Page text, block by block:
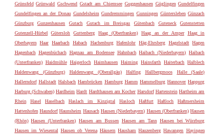
Grünsfeld Grünwald Gschwend Gstadt am Chiemsee Guggenhausen Güglingen Gundelfingen
Gundelfingen an der Donau Gundelsheim Gundremmingen Gunningen Güntersleben Günzach
Günzburg
Gunzenhausen Gutach Gutach im Breisgau Gütenbach Guteneck
Gutenstetten
Gutenzell-Hürbel
Gütersloh Guttenberg Haag (Oberfranken) Haag an der Amper
Haag in
Oberbayern
Haar Haarbach Habach Hachenburg Hafenlohr Häg-Ehrsberg Hagelstadt
Hagen
Hagenbach Hagenbüchach Hagnau am Bodensee Hahnbach Haibach (Niederbayern) Haibach
(Unterfranken) Haidmühle Haigerloch Haimhausen Haiming Hainsfarth Haiterbach Halblech
Haldenwang (Günzburg)
Haldenwang (Oberallgäu) Halfing Hallbergmoos
Halle (Saale)
Hallerndorf Hallstadt Halsbach Hambrücken Hamburg Hamm Hammelburg Hannover Happurg
Harburg (Schwaben) Hardheim Hardt Hardthausen am Kocher Harsdorf Hartenstein Hartheim am
Rhein
Hasel Haselbach Haslach im Kinzigtal Hasloch Haßfurt Haßloch
Haßmersheim
Hattenhofen Haundorf Haunsheim Hausach Hausen (Niederbayern) Hausen (Oberfranken) Hausen
(Rhön) Hausen (Unterfranken) Hausen am Bussen Hausen am Tann Hausen bei Würzburg
Hausen im Wiesental Hausen ob Verena Häusern Hausham Hauzenberg Hawangen Hayingen